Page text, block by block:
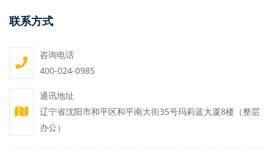
联系方式
咨询电话
400-024-0985
通讯地址
辽宁省沈阳市和平区和平南大街35号玛莉蓝大厦8楼（整层
办公）